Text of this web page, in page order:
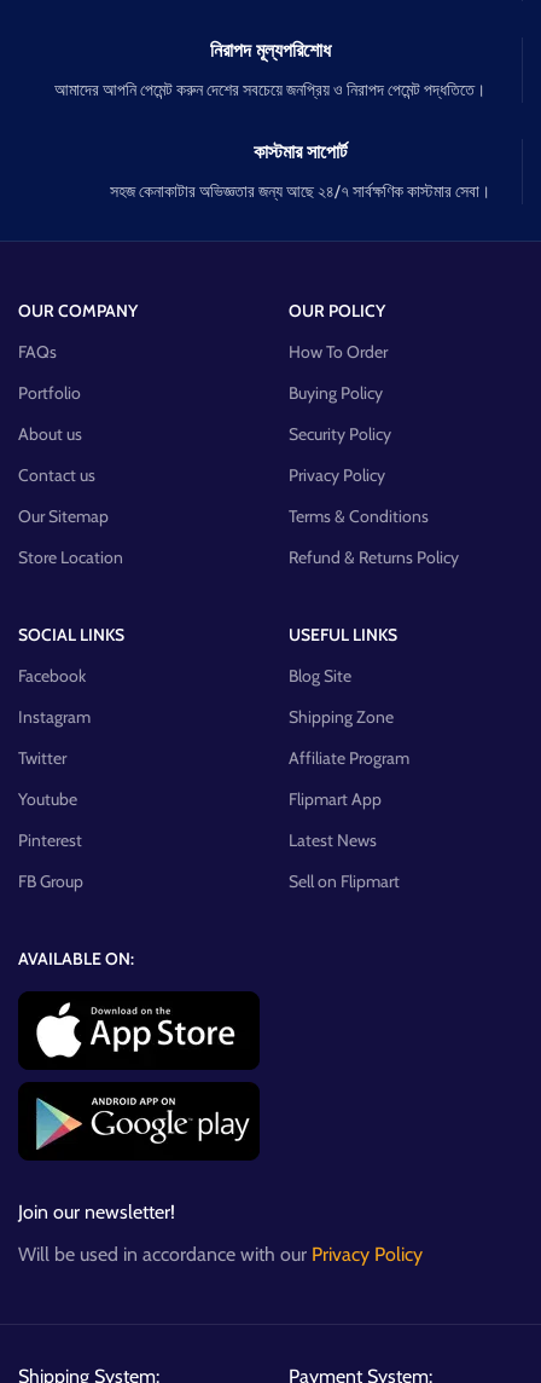
নিরাপদ মূল্যপরিশোধ
আমাদের আপনি পেমেন্ট করুন দেশের সবচেয়ে জনপ্রিয় ও নিরাপদ পেমেন্ট পদ্ধতিতে।
কাস্টমার সাপোর্ট
সহজ কেনাকাটার অভিজ্ঞতার জন্য আছে ২৪/৭ সার্বক্ষণিক কাস্টমার সেবা।
OUR COMPANY
FAQs
Portfolio
About us
Contact us
Our Sitemap
Store Location
OUR POLICY
How To Order
Buying Policy
Security Policy
Privacy Policy
Terms & Conditions
Refund & Returns Policy
SOCIAL LINKS
Facebook
Instagram
Twitter
Youtube
Pinterest
FB Group
USEFUL LINKS
Blog Site
Shipping Zone
Affiliate Program
Flipmart App
Latest News
Sell on Flipmart
AVAILABLE ON:
Join our newsletter!
Will be used in accordance with our Privacy Policy
Shipping System: Payment System: